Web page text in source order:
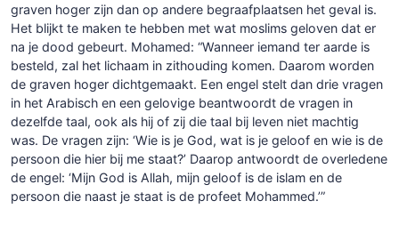
graven hoger zijn dan op andere begraafplaatsen het geval is.
Het blijkt te maken te hebben met wat moslims geloven dat er
na je dood gebeurt. Mohamed: “Wanneer iemand ter aarde is
besteld, zal het lichaam in zithouding komen. Daarom worden
de graven hoger dichtgemaakt. Een engel stelt dan drie vragen
in het Arabisch en een gelovige beantwoordt de vragen in
dezelfde taal, ook als hij of zij die taal bij leven niet machtig
was. De vragen zijn: ‘Wie is je God, wat is je geloof en wie is de
persoon die hier bij me staat?’ Daarop antwoordt de overledene
de engel: ‘Mijn God is Allah, mijn geloof is de islam en de
persoon die naast je staat is de profeet Mohammed.’”